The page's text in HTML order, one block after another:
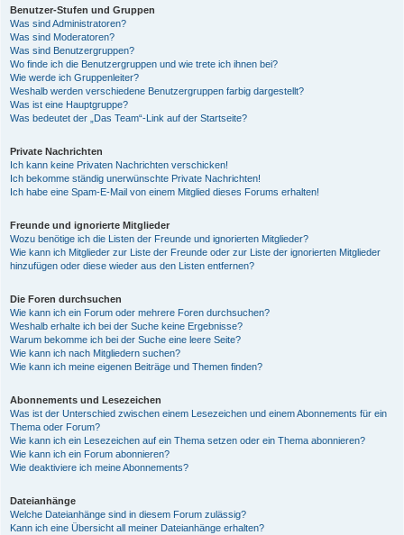
Benutzer-Stufen und Gruppen
Was sind Administratoren?
Was sind Moderatoren?
Was sind Benutzergruppen?
Wo finde ich die Benutzergruppen und wie trete ich ihnen bei?
Wie werde ich Gruppenleiter?
Weshalb werden verschiedene Benutzergruppen farbig dargestellt?
Was ist eine Hauptgruppe?
Was bedeutet der „Das Team“-Link auf der Startseite?
Private Nachrichten
Ich kann keine Privaten Nachrichten verschicken!
Ich bekomme ständig unerwünschte Private Nachrichten!
Ich habe eine Spam-E-Mail von einem Mitglied dieses Forums erhalten!
Freunde und ignorierte Mitglieder
Wozu benötige ich die Listen der Freunde und ignorierten Mitglieder?
Wie kann ich Mitglieder zur Liste der Freunde oder zur Liste der ignorierten Mitglieder
hinzufügen oder diese wieder aus den Listen entfernen?
Die Foren durchsuchen
Wie kann ich ein Forum oder mehrere Foren durchsuchen?
Weshalb erhalte ich bei der Suche keine Ergebnisse?
Warum bekomme ich bei der Suche eine leere Seite?
Wie kann ich nach Mitgliedern suchen?
Wie kann ich meine eigenen Beiträge und Themen finden?
Abonnements und Lesezeichen
Was ist der Unterschied zwischen einem Lesezeichen und einem Abonnements für ein
Thema oder Forum?
Wie kann ich ein Lesezeichen auf ein Thema setzen oder ein Thema abonnieren?
Wie kann ich ein Forum abonnieren?
Wie deaktiviere ich meine Abonnements?
Dateianhänge
Welche Dateianhänge sind in diesem Forum zulässig?
Kann ich eine Übersicht all meiner Dateianhänge erhalten?